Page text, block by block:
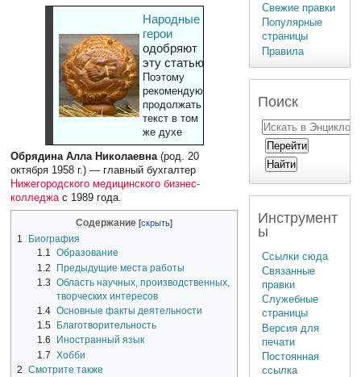
Народные
герои
одобряют
эту статью
Поэтому
рекомендуют
продолжать
текст в том
же духе
Обрядина Алла Николаевна(род. 20
октября 1958 г.) — главный бухгалтер
Нижегородского медицинского бизнес-
колледжас 1989 года.
Содержание
1
Биография
1.1 Образование
1.2
Предыдущие места работы
1.3 Область научных, производственных,
творческих интересов
1.4 Основные факты деятельности
1.5
Благотворительность
1.6
Иностранный язык
1.7 Хобби
2
Смотрите также
Свежие правки
Популярные
страницы
Правила
Поиск
Инструмент
ы
Ссылки сюда
Связанные
правки
Служебные
страницы
Версия для
печати
Постоянная
ссылка